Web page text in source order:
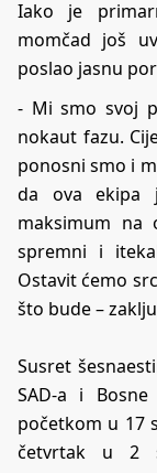
​Iako je
momčad još
poslao jasnu
​- Mi smo svoj
nokaut fazu.
ponosni smo i
da ova ekipa
maksimum na
spremni i
Ostavit ćemo
što bude –
Susret
SAD-a i
početkom u 17
četvrtak u 2